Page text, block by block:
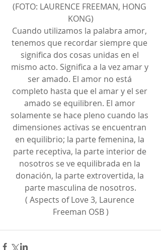
(FOTO: LAURENCE FREEMAN, HONG
KONG)
Cuando utilizamos la palabra amor,
tenemos que recordar siempre que
significa dos cosas unidas en el
mismo acto. Significa a la vez amar y
ser amado. El amor no está
completo hasta que el amar y el ser
amado se equilibren. El amor
solamente se hace pleno cuando las
dimensiones activas se encuentran
en equilibrio; la parte femenina, la
parte receptiva, la parte interior de
nosotros se ve equilibrada en la
donación, la parte extrovertida, la
parte masculina de nosotros.
( Aspects of Love 3, Laurence
Freeman OSB )